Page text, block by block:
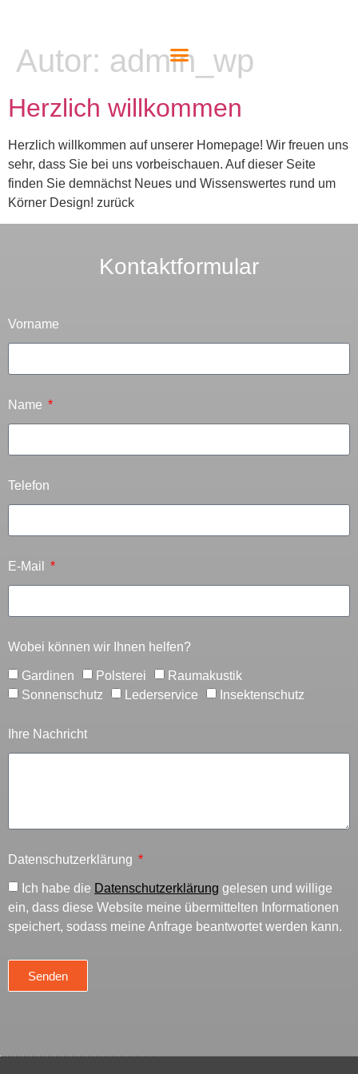
Autor: admin_wp
Herzlich willkommen
Herzlich willkommen auf unserer Homepage! Wir freuen uns
sehr, dass Sie bei uns vorbeischauen. Auf dieser Seite
finden Sie demnächst Neues und Wissenswertes rund um
Körner Design! zurück
Kontaktformular
Vorname
Name
Telefon
E-Mail
Wobei können wir Ihnen helfen?
Gardinen Polsterei
Raumakustik
Sonnenschutz
Lederservice Insektenschutz
Ihre Nachricht
Datenschutzerklärung
Ich habe die Datenschutzerklärung gelesen und willige
ein, dass diese Website meine übermittelten Informationen
speichert, sodass meine Anfrage beantwortet werden kann.
Senden